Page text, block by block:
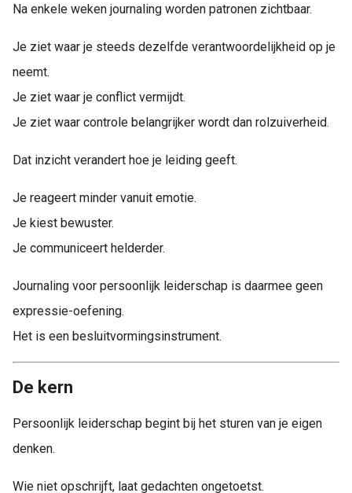
Na enkele weken journaling worden patronen zichtbaar.
Je ziet waar je steeds dezelfde verantwoordelijkheid op je
neemt.
Je ziet waar je conflict vermijdt.
Je ziet waar controle belangrijker wordt dan rolzuiverheid.
Dat inzicht verandert hoe je leiding geeft.
Je reageert minder vanuit emotie.
Je kiest bewuster.
Je communiceert helderder.
Journaling voor persoonlijk leiderschap is daarmee geen
expressie-oefening.
Het is een besluitvormingsinstrument.
De kern
Persoonlijk leiderschap begint bij het sturen van je eigen
denken.
Wie niet opschrijft, laat gedachten ongetoetst.